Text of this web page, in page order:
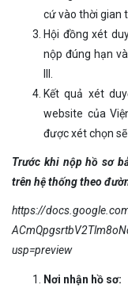
cứ vào thời gian
Hội đồng xét
nộp đúng hạn
Kết quả xét
website của
được xét chọn
Trước khi nộp hồ sơ
trên hệ thống theo
https://
usp=preview
Nơi nhận hồ sơ: